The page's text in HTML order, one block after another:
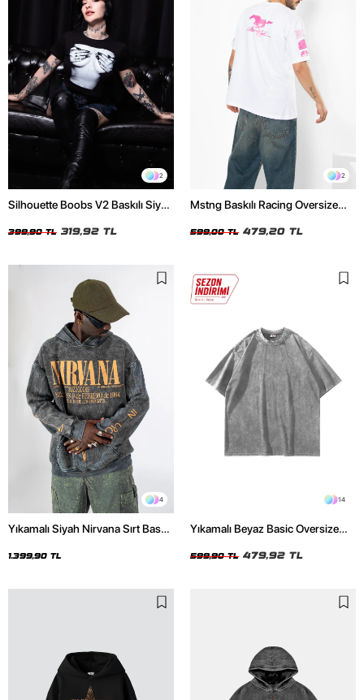
2
Silhouette Boobs V2 Baskılı Siyah
399,90 TL 319,92 TL
2
Mstng Baskılı Racing Oversize
599,00 TL 479,20 TL
4
Yıkamalı Siyah Nirvana Sırt Baskılı
1.399,90 TL
14
Yıkamalı Beyaz Basic Oversize
599,90 TL 479,92 TL